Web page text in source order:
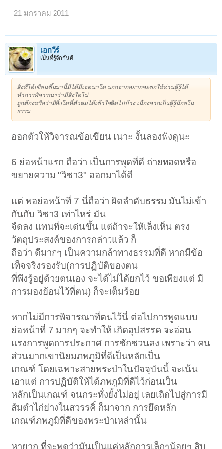
21 มกราคม 2011
เอกวีร์
เป็นที่รู้จักกันดี
สิ่งที่ได้เขียนขึ้นมานี้มิได้มีเจตนาใด นอกจากอยากจะขอให้ท่านผู้รู้ได้
ทำการพิจารณาว่ามีสิ่งใดไม่
ถูกต้องหรือว่ามีสิ่งใดที่ตัวผมได้เข้าใจผิดไปบ้าง เนื่องจากเป็นผู้รู้น้อยใน
ธรรม
ออกตัวให้วิจารณข้อเขียน เนาะ งั้นลองฟังดูนะ
6 ย่อหน้าแรก ถือว่า เป็นการพุดที่ดี ถ่ายทอดหรือ
ขยายความ "วิชา3" ออกมาได้ดี
แต่ พอย่อหน้าที่ 7 นี่ถือว่า ผิดลำดับธรรม มันไม่เข้า
กันกับ วิชา3 เท่าไหร่ มัน
จืดลง แทนที่จะเด่นขึ้น แต่ถ้าจะให้เล็งเห็น ตรง
วัตถุประสงค์ของการกล่าวแล้ว ก็
ถือว่า ดีมากๆ เป็นความกล้าทางธรรมที่ดี หากมีข้อ
เท็จจริงรองรับ(การปฏิบัติของตน
ที่พึงรู้อยู่ด้วยตนเอง จะได้ไม่ได้ยกไว้ ขอเพียงแต่ มี
การมองย้อนไว้ที่ตน) ก็จะเต็มร้อย
หากไม่มีการพิจารณาที่ตนไว้นี่ ต่อไปการพูดแบบ
ย่อหน้าที่ 7 มากๆ จะทำให้ เกิดอุปสรรค จะอ่อน
แรงการพูดการประกาศ การชักชวนลง เพราะว่า คน
ส่วนมากเขานิยมภพภูมิที่ดีเป็นหลักเป็น
เกณฑ์ โดยเฉพาะสายพระป่าในปัจจุบันนี้ จะเน้น
เอาแต่ การปฏิบัติให้ได้ภพภูมิที่ดีไว้ก่อนเป็น
หลักเป็นเกณฑ์ จนกระทั่งยั้งไม่อยู่ เลยเถิดไปสู่การมี
ส้มตำไก่ย่างในสวรรคิ์ ก็มาจาก การยึดหลัก
เกณฑ์ภพภูมิที่ดีของพระป่าเหล่านั้น
หายาก ที่จะพูดว่ามันเป็นแค่หลักการเล็กๆน้อยๆ สิบ